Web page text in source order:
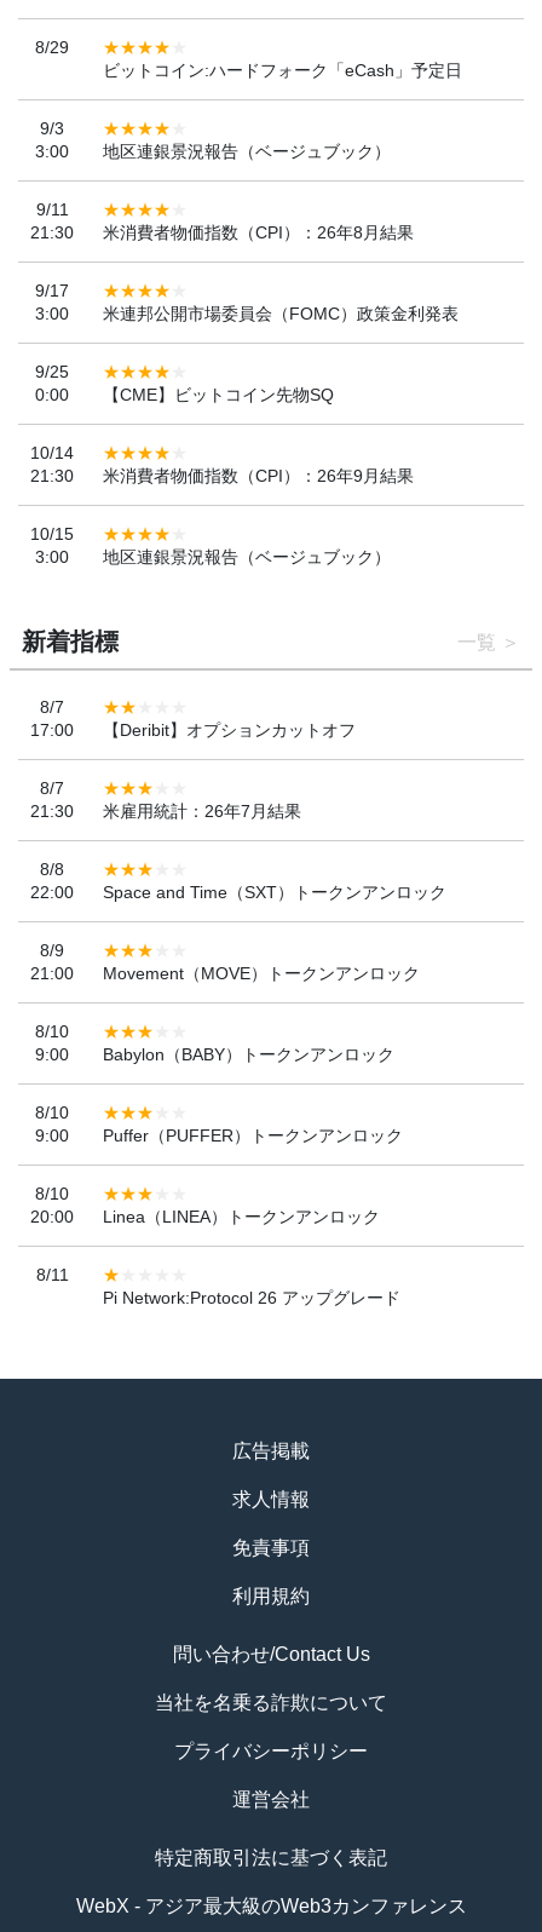
8/29
ビットコイン:ハードフォーク「eCash」予定日
9/3
3:00
地区連銀景況報告（ベージュブック）
9/11
21:30
米消費者物価指数（CPI）：26年8月結果
9/17
3:00
米連邦公開市場委員会（FOMC）政策金利発表
9/25
0:00
【CME】ビットコイン先物SQ
10/14
21:30
米消費者物価指数（CPI）：26年9月結果
10/15
3:00
地区連銀景況報告（ベージュブック）
新着指標 一覧
8/7
17:00
【Deribit】オプションカットオフ
8/7
21:30
米雇用統計：26年7月結果
8/8
22:00
Space and Time（SXT）トークンアンロック
8/9
21:00
Movement（MOVE）トークンアンロック
8/10
9:00
Babylon（BABY）トークンアンロック
8/10
9:00
Puffer（PUFFER）トークンアンロック
8/10
20:00
Linea（LINEA）トークンアンロック
8/11
Pi Network:Protocol 26 アップグレード
広告掲載
求人情報
免責事項
利用規約
問い合わせ/Contact Us
当社を名乗る詐欺について
プライバシーポリシー
運営会社
特定商取引法に基づく表記
WebX - アジア最大級のWeb3カンファレンス